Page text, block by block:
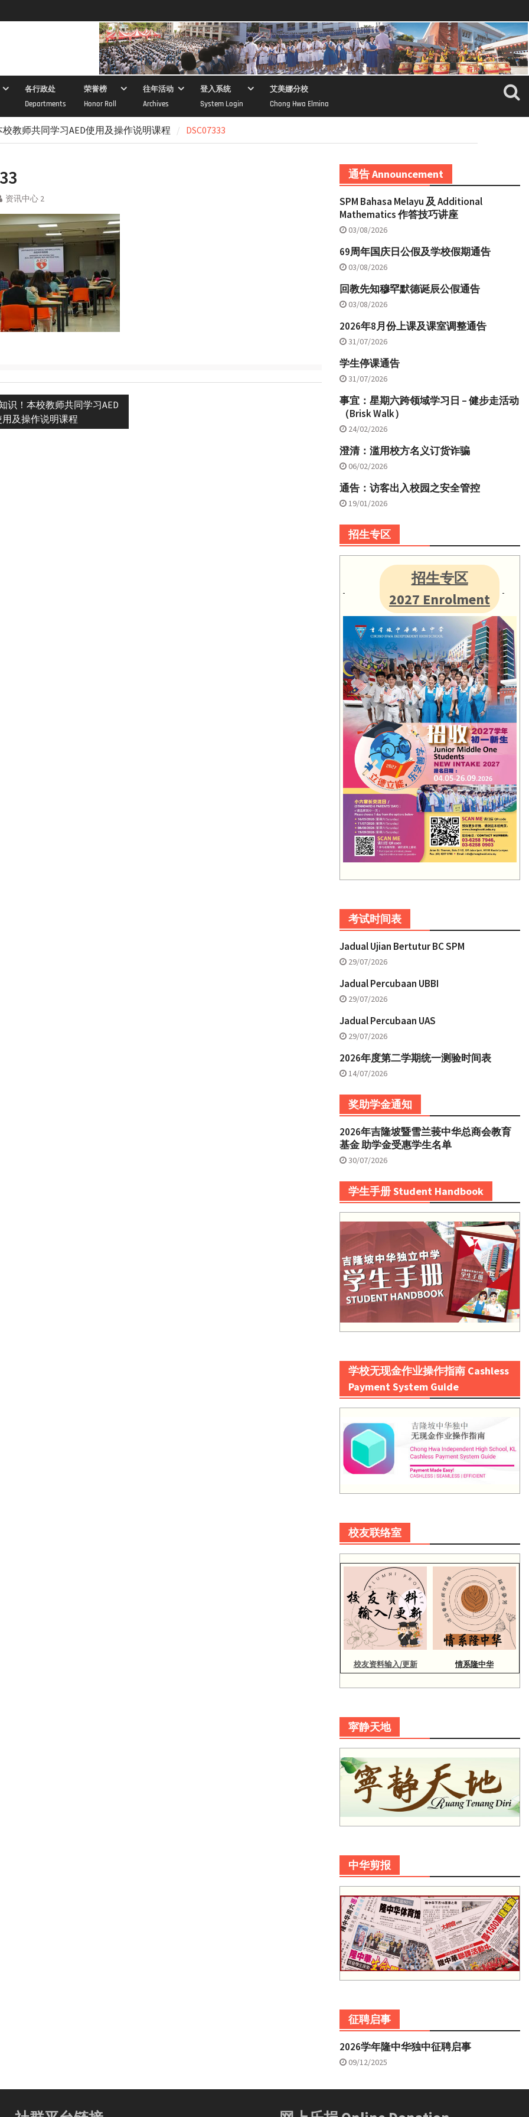
各行政处
Departments
荣誉榜
Honor Roll
往年活动
Archives
登入系统
System Login
艾美娜分校
Chong Hwa Elmina
校教师共同学习AED使用及操作说明课程 DSC07333
资讯中心 2
识！本校教师共同学习AED
用及操作说明课程
通告 Announcement
SPM Bahasa Melayu 及 Additional
Mathematics 作答技巧讲座
03/08/2026
69周年国庆日公假及学校假期通告
03/08/2026
回教先知穆罕默德诞辰公假通告
03/08/2026
2026年8月份上课及课室调整通告
31/07/2026
学生停课通告
31/07/2026
事宜：星期六跨领域学习日 – 健步走活动
（Brisk Walk）
24/02/2026
澄清：滥用校方名义订货诈骗
06/02/2026
通告：访客出入校园之安全管控
19/01/2026
招生专区
招生专区
2027 Enrolment
考试时间表
Jadual Ujian Bertutur BC SPM
29/07/2026
Jadual Percubaan UBBI
29/07/2026
Jadual Percubaan UAS
29/07/2026
2026年度第二学期统一测验时间表
14/07/2026
奖助学金通知
2026年吉隆坡暨雪兰莪中华总商会教育
基金 助学金受惠学生名单
30/07/2026
学生手册 Student Handbook
学校无现金作业操作指南 Cashless
Payment System Guide
校友联络室
校友资料输入/更新 情系隆中华
寜静天地
中华剪报
征聘启事
2026学年隆中华独中征聘启事
09/12/2025